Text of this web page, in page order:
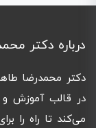
درباره دکتر
دکتر محمدرضا
در قالب آموزش و
می‌کند تا راه را